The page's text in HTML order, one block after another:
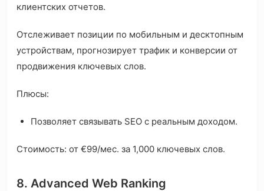
клиентских отчетов.
Отслеживает позиции по мобильным и десктопным
устройствам, прогнозирует трафик и конверсии от
продвижения ключевых слов.
Плюсы:
Позволяет связывать SEO с реальным доходом.
Стоимость: от €99/мес. за 1,000 ключевых слов.
8. Advanced Web Ranking